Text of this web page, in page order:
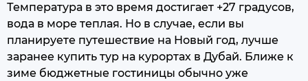
Температура в это время достигает +27 градусов,
вода в море теплая. Но в случае, если вы
планируете путешествие на Новый год, лучше
заранее купить тур на курортах в Дубай. Ближе к
зиме бюджетные гостиницы обычно уже